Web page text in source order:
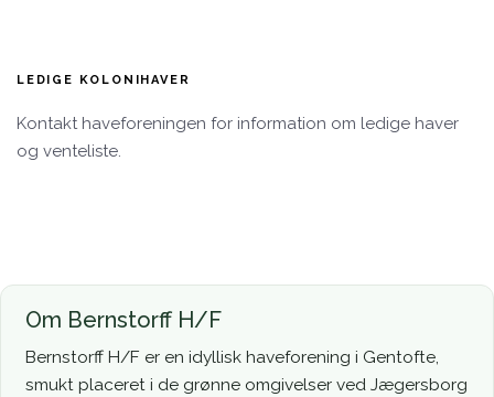
LEDIGE KOLONIHAVER
Kontakt haveforeningen for information om ledige haver
og venteliste.
Om Bernstorff H/F
Bernstorff H/F er en idyllisk haveforening i Gentofte,
smukt placeret i de grønne omgivelser ved Jægersborg